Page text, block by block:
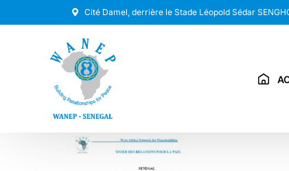
Cité Damel, derrière le Stade Léopold Sédar